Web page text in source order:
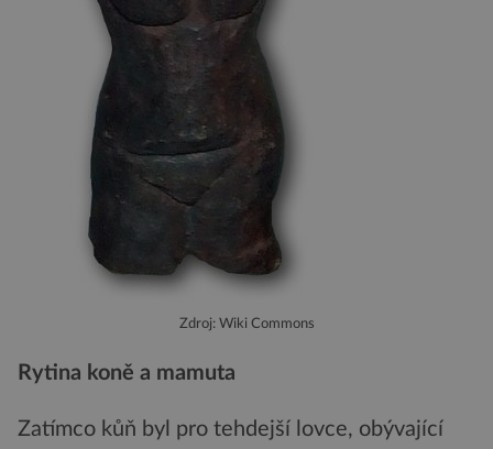
Zdroj: Wiki Commons
Rytina koně a mamuta
Zatímco kůň byl pro tehdejší lovce, obývající